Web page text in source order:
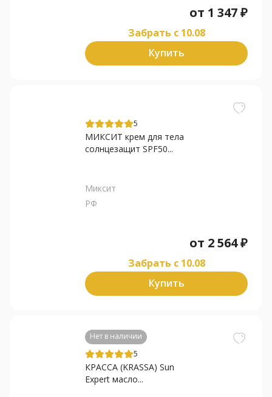
от 1 347₽
Забрать c 10.08
Купить
5
МИКСИТ крем для тела
солнцезащит SPF50...
Миксит
РФ
от 2 564₽
Забрать c 10.08
Купить
Нет в наличии
5
КРАССА (KRASSA) Sun
Expert масло...